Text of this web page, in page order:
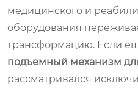
медицинского и
оборудования
трансформацию. Если
подъемный механизм
рассматривался